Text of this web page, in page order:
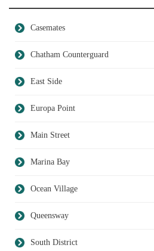
Casemates
Chatham Counterguard
East Side
Europa Point
Main Street
Marina Bay
Ocean Village
Queensway
South District